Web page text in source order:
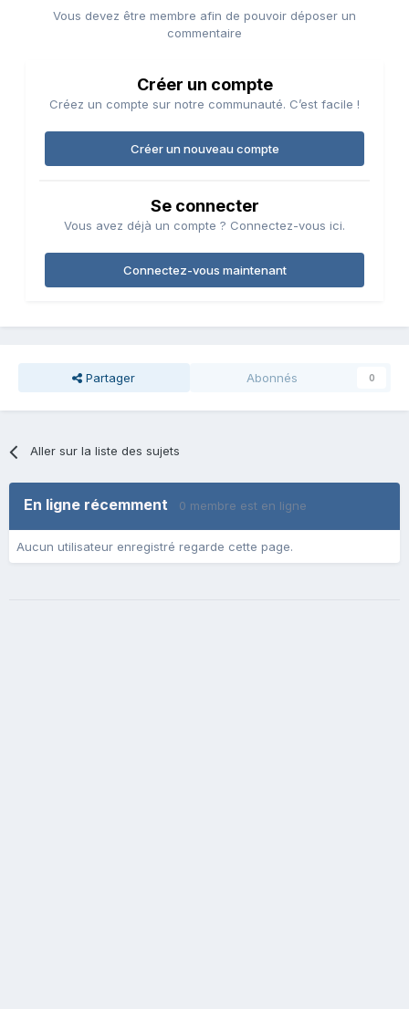
Vous devez être membre afin de pouvoir déposer un
commentaire
Créer un compte
Créez un compte sur notre communauté. C’est facile !
Créer un nouveau compte
Se connecter
Vous avez déjà un compte ? Connectez-vous ici.
Connectez-vous maintenant
Partager Abonnés 0
Aller sur la liste des sujets
En ligne récemment 0 membre est en ligne
Aucun utilisateur enregistré regarde cette page.